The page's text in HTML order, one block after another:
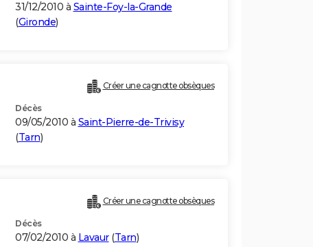
31/12/2010 à Sainte-Foy-la-Grande
(Gironde)
Créer une cagnotte obsèques
Décès
09/05/2010 à Saint-Pierre-de-Trivisy
(Tarn)
Créer une cagnotte obsèques
Décès
07/02/2010 à Lavaur(Tarn)